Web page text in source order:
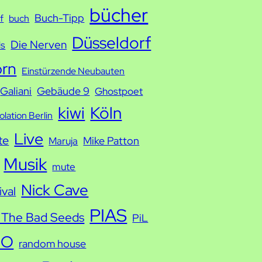
buch Buch-Tipp bücher
Die Nerven Düsseldorf
Einstürzende Neubauten
Galiani Gebäude 9 Ghostpoet
Berlin kiwi Köln
Live Maruja Mike Patton
Musik mute
Nick Cave
Bad Seeds PIAS PiL
random house